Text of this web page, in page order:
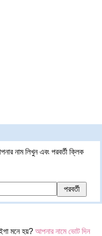
নাম লিখুন এবং পরবর্তী ক্লিক
মনে হয়? আপনার নামে ভোট দিন